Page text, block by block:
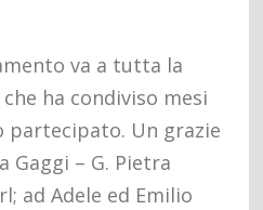
va a tutta la
ha condiviso mesi
partecipato. Un grazie
Gaggi – G. Pietra
ad Adele ed Emilio